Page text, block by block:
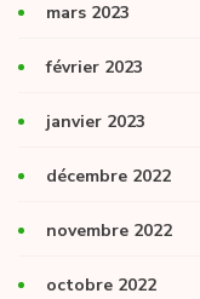
mars 2023
février 2023
janvier 2023
décembre 2022
novembre 2022
octobre 2022